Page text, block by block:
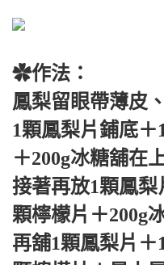
✿作法：
鳳梨留眼帶薄皮
1顆鳳梨片鋪底＋
＋200g冰糖舖在
接著再放1顆鳳梨
顆檸檬片＋200g
再舖1顆鳳梨片＋